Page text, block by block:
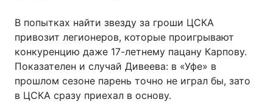
В попытках найти звезду за гроши ЦСКА
привозит легионеров, которые проигрывают
конкуренцию даже 17-летнему пацану Карпову.
Показателен и случай Дивеева: в «Уфе» в
прошлом сезоне парень точно не играл бы, зато
в ЦСКА сразу приехал в основу.